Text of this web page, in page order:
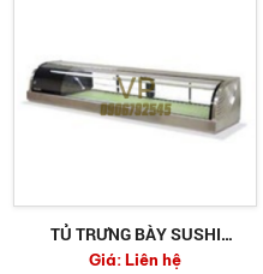
TỦ TRƯNG BÀY SUSHI
HOSHIZAKI HNC-150BE-L-B
Giá:Liên hệ